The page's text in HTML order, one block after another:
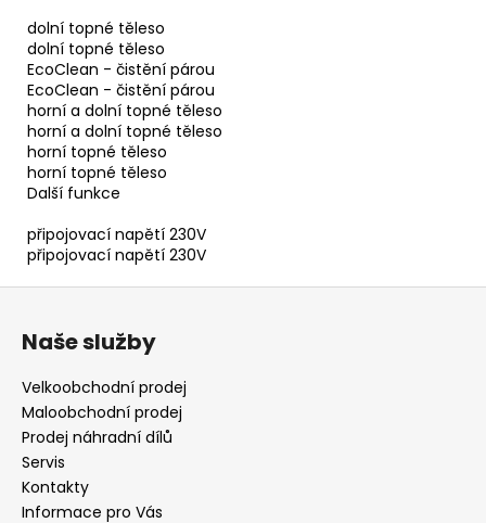
dolní topné těleso
dolní topné těleso
EcoClean - čistění párou
EcoClean - čistění párou
horní a dolní topné těleso
horní a dolní topné těleso
horní topné těleso
horní topné těleso
Další funkce
připojovací napětí 230V
připojovací napětí 230V
Naše služby
Velkoobchodní prodej
Maloobchodní prodej
Prodej náhradní dílů
Servis
Kontakty
Informace pro Vás